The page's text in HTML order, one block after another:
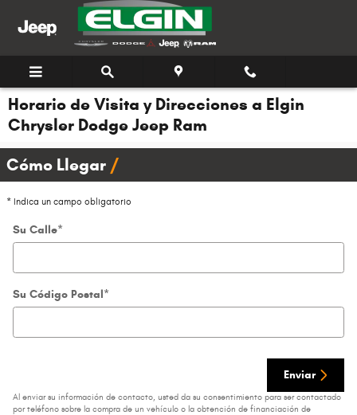
Saltar al contenido principal
Horario de Visita y Direcciones a Elgin
Chrysler Dodge Jeep Ram
Cómo Llegar
* Indica un campo obligatorio
Su Calle*
Su Código Postal*
Enviar
Al enviar su información de contacto, usted da su consentimiento para ser contactado
por teléfono sobre la compra de un vehículo o la obtención de financiación de